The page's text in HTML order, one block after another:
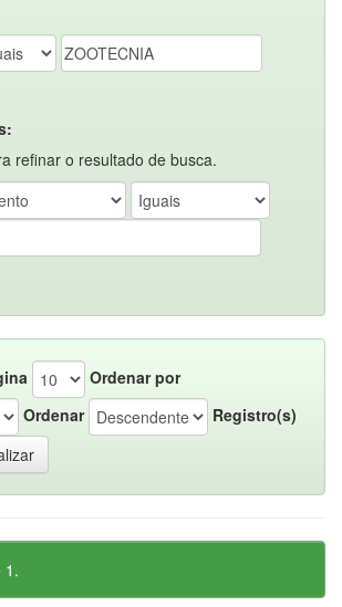
refinar o resultado de busca.
Ordenar por
Ordenar
Registro(s)
1.